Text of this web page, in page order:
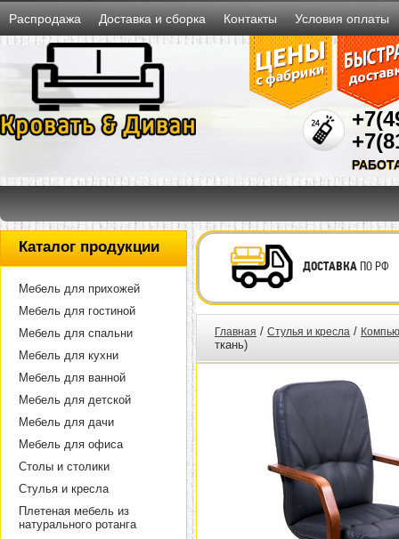
Распродажа Доставка и сборка Контакты Условия оплаты
Каталог продукции
Мебель для прихожей
Мебель для гостиной
Мебель для спальни
Мебель для кухни
Мебель для ванной
Мебель для детской
Мебель для дачи
Мебель для офиса
Столы и столики
Стулья и кресла
Плетеная мебель из
натурального ротанга
ДОСТАВКАПО РФ
Главная / Стулья и кресла /
ткань)